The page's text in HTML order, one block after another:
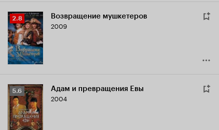
Рейтинг
Кинопоиска
2.8
2.8 Возвращение мушкетеров
2009
Рейтинг
Кинопоиска
5.6
5.6 Адам и превращения Евы
2004